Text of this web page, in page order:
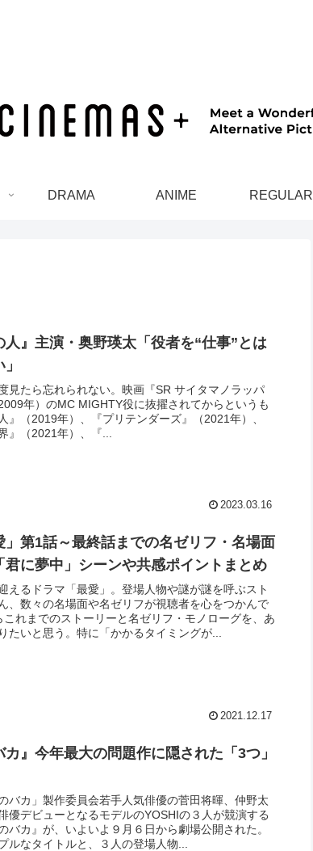
DRAMA ANIME REGULAR
人』主演・奥野瑛太「役者を“仕事”とは
見たら忘れられない。映画『SR サイタマノラッパ
年）のMC MIGHTY役に抜擢されてからというも
』（2019年）、『プリテンダーズ』（2021年）、
』（2021年）、『...
2023.03.16
」第1話～最終話までの名ゼリフ・名場面
君に夢中」シーンや共感ポイントまとめ
えるドラマ「最愛」。登場人物や謎が謎を呼ぶスト
、数々の名場面や名ゼリフが視聴者を心をつかんで
これまでのストーリーと名ゼリフ・モノローグを、あ
たいと思う。特に「かかるタイミングが...
2021.12.17
カ』今年最大の問題作に隠された「3つ」
バカ」製作委員会若手人気俳優の菅田将暉、仲野太
優デビューとなるモデルのYOSHIの３人が競演する
バカ』が、いよいよ９月６日から劇場公開された。
ルなタイトルと、３人の登場人物...